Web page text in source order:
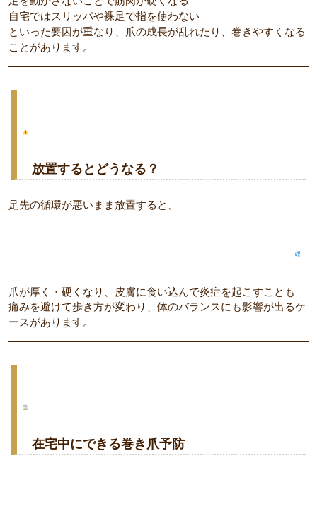
自宅ではスリッパや裸足で指を使わない
といった要因が重なり、爪の成長が乱れたり、巻きやすくなる
ことがあります。
放置するとどうなる？
足先の循環が悪いまま放置すると、
爪が厚く・硬くなり、皮膚に食い込んで炎症を起こすことも
痛みを避けて歩き方が変わり、体のバランスにも影響が出るケ
ースがあります。
在宅中にできる巻き爪予防